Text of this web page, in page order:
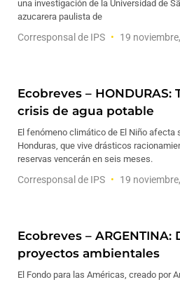
una investigación de la Universidad de
azucarera paulista de
Corresponsal de IPS 19
Ecobreves – HONDURAS:
crisis de agua potable
El fenómeno climático de El Niño afecta
Honduras, que vive drásticos
reservas vencerán en seis meses.
Corresponsal de IPS 19
Ecobreves – ARGENTINA:
proyectos ambientales
El Fondo para las Américas, creado por